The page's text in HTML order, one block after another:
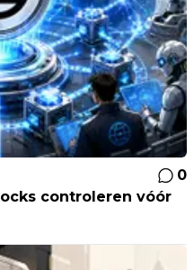
0
controleren vóór